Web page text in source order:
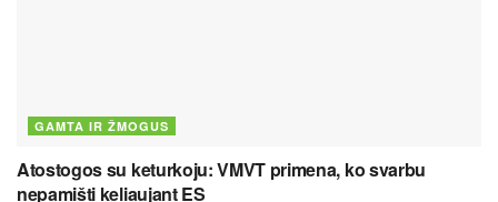
GAMTA IR ŽMOGUS
Atostogos su keturkoju: VMVT primena, ko svarbu
nepamišti keliaujant ES